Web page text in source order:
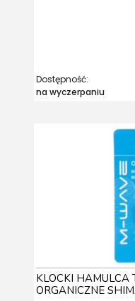
Dostępność:
na wyczerpaniu
KLOCKI HAMULCA
ORGANICZNE